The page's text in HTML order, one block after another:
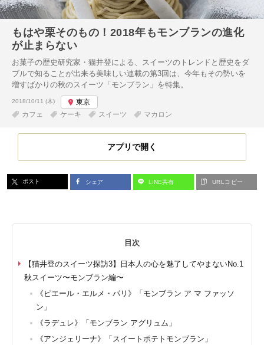
もはや栗そのもの！2018年もモンブランの進化
が止まらない
お菓子の歴史研究家・猫井登による、スイーツのトレンドと歴史をダ
ブルで知ることが出来る美味しい連載の第3回は、今年もその勢いを
増すばかりの秋のスイーツ「モンブラン」を特集。
投稿日:
2018/10/11 (木)
東京
カフェ
ケーキ スイーツ マカロン
アプリで開く
ポスト シェア LINE共有 URLコピー
目次
【猫井登のスイーツ探訪3】日本人の心を魅了してやまないNo.1
秋スイーツ〜モンブラン編〜
《ピエール・エルメ・パリ》「モンブラン ア マ ファッソ
ン」
《ラデュレ》「モンブラン アグリュム」
《アンジェリーナ》「スイートポテトモンブラン」